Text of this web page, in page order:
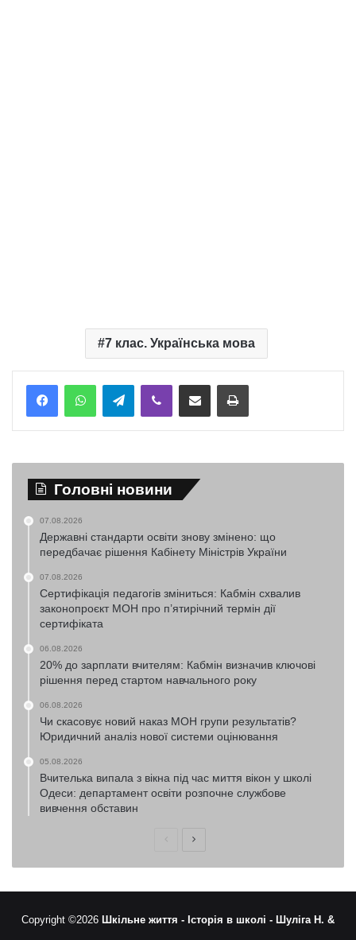
7 клас. Українська мова
TelegramViber Надіслати електронною поштоюНадрукувати
Головні новини
07.08.2026
Державні стандарти освіти знову змінено: що
передбачає рішення Кабінету Міністрів України
07.08.2026
Сертифікація педагогів зміниться: Кабмін схвалив
законопроєкт МОН про п’ятирічний термін дії
сертифіката
06.08.2026
20% до зарплати вчителям: Кабмін визначив ключові
рішення перед стартом навчального року
06.08.2026
Чи скасовує новий наказ МОН групи результатів?
Юридичний аналіз нової системи оцінювання
05.08.2026
Вчителька випала з вікна під час миття вікон у школі
Одеси: департамент освіти розпочне службове
вивчення обставин
ПопередняНаступна
Copyright ©2026 Шкільне життя - Історія в школі - Шуліга Н. &